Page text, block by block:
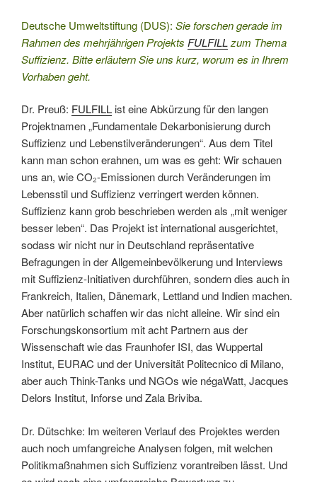
Deutsche Umweltstiftung (DUS): Sie forschen gerade im
Rahmen des mehrjährigen Projekts FULFILL zum Thema
Suffizienz. Bitte erläutern Sie uns kurz, worum es in Ihrem
Vorhaben geht.
Dr. Preuß: FULFILL ist eine Abkürzung für den langen
Projektnamen „Fundamentale Dekarbonisierung durch
Suffizienz und Lebenstilveränderungen“. Aus dem Titel
kann man schon erahnen, um was es geht: Wir schauen
uns an, wie CO₂-Emissionen durch Veränderungen im
Lebensstil und Suffizienz verringert werden können.
Suffizienz kann grob beschrieben werden als „mit weniger
besser leben“. Das Projekt ist international ausgerichtet,
sodass wir nicht nur in Deutschland repräsentative
Befragungen in der Allgemeinbevölkerung und Interviews
mit Suffizienz-Initiativen durchführen, sondern dies auch in
Frankreich, Italien, Dänemark, Lettland und Indien machen.
Aber natürlich schaffen wir das nicht alleine. Wir sind ein
Forschungskonsortium mit acht Partnern aus der
Wissenschaft wie das Fraunhofer ISI, das Wuppertal
Institut, EURAC und der Universität Politecnico di Milano,
aber auch Think-Tanks und NGOs wie négaWatt, Jacques
Delors Institut, Inforse und Zala Briviba.
Dr. Dütschke: Im weiteren Verlauf des Projektes werden
auch noch umfangreiche Analysen folgen, mit welchen
Politikmaßnahmen sich Suffizienz vorantreiben lässt. Und